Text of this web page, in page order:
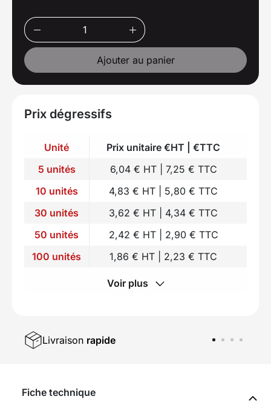
Ajouter au panier
Prix dégressifs
Unité
Prix unitaire €HT | €TTC
5 unités
6,04 € HT | 7,25 € TTC
10 unités
4,83 € HT | 5,80 € TTC
30 unités
3,62 € HT | 4,34 € TTC
50 unités
2,42 € HT | 2,90 € TTC
100 unités
1,86 € HT | 2,23 € TTC
Voir plus
Livraison rapide
Fiche technique